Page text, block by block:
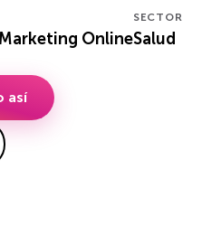
Online
SECTOR
Salud
así